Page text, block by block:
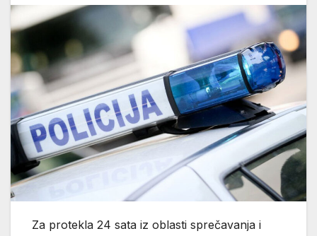
Za protekla 24 sata iz oblasti sprečavanja i